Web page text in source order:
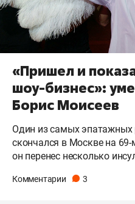
«Пришел и
шоу-бизнес»:
Борис Моисеев
Один из самых эпатажных
скончался в Москве на 69-
он перенес несколько
Комментарии 3